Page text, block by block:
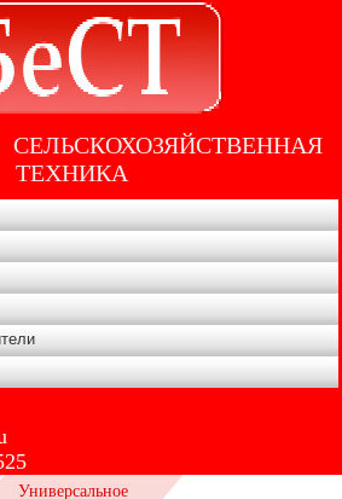
ТЕХНИКА
Универсальное